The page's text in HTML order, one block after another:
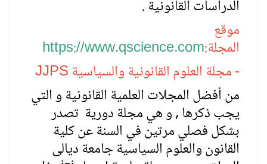
الدراسات القانونية .
موقع
المجلة:https://www.qscience.com
- مجلة العلوم القانونية والسياسيةJJPS
من أفضل المجلات العلمية القانونية و التي
يجب ذكرها , و هي مجلة دورية تصدر
بشكل فصلي مرتين في السنة عن كلية
القانون والعلوم السياسية جامعة ديالى